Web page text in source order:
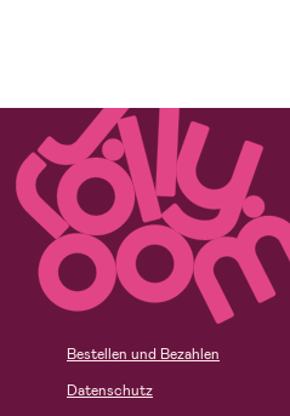
Bestellen und Bezahlen
Datenschutz